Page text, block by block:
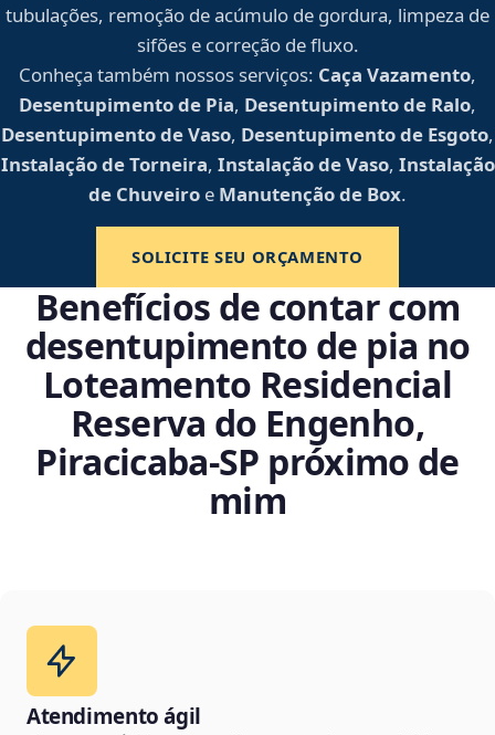
tubulações, remoção de acúmulo de gordura, limpeza de
sifões e correção de fluxo.
Conheça também nossos serviços: Caça Vazamento,
Desentupimento de Pia, Desentupimento de Ralo,
Desentupimento de Vaso, Desentupimento de Esgoto,
Instalação de Torneira, Instalação de Vaso, Instalação
de Chuveiro e Manutenção de Box.
SOLICITE SEU ORÇAMENTO
Benefícios de contar com
desentupimento de pia no
Loteamento Residencial
Reserva do Engenho,
Piracicaba‑SP próximo de
mim
Atendimento ágil